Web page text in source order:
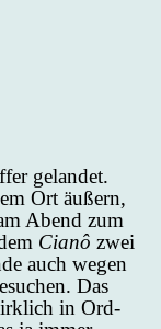
ge­lan­det.
Ort äu­ßern,
Abend zum
Cianô zwei
auch we­gen
Das
in Ord­